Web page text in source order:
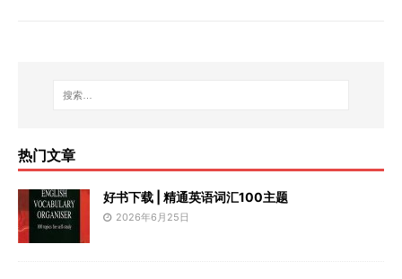
热门文章
好书下载 | 精通英语词汇100主题
2026年6月25日